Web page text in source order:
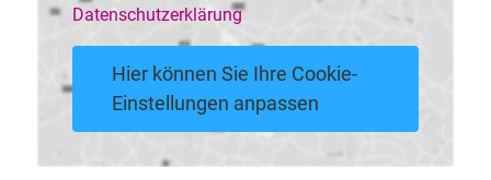
Datenschutzerklärung
Hier können Sie Ihre Cookie-
Einstellungen anpassen